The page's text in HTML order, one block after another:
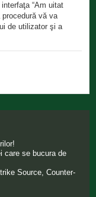
“Am uitat
procedură vă va
de utilizator şi a
care se bucura de
Source, Counter-